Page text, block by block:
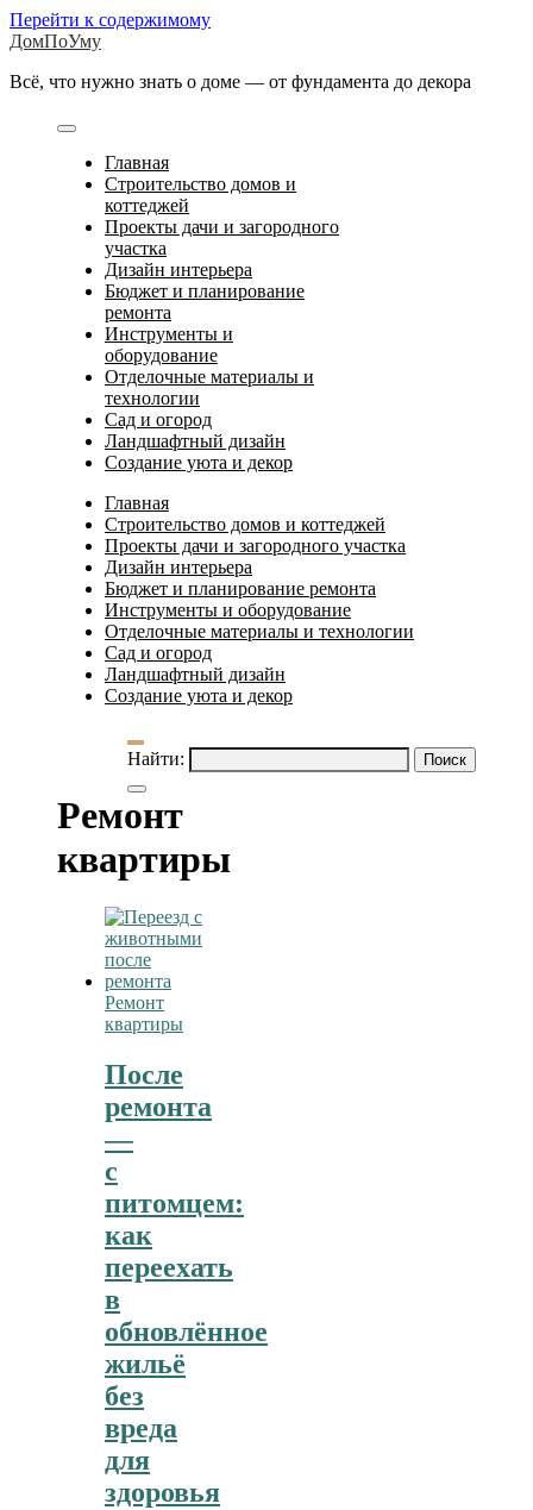
Перейти к содержимому
ДомПоУму
Всё, что нужно знать о доме — от фундамента до декора
Главная
Строительство домов и
коттеджей
Проекты дачи и загородного
участка
Дизайн интерьера
Бюджет и планирование
ремонта
Инструменты и
оборудование
Отделочные материалы и
технологии
Сад и огород
Ландшафтный дизайн
Создание уюта и декор
Главная
Строительство домов и коттеджей
Проекты дачи и загородного участка
Дизайн интерьера
Бюджет и планирование ремонта
Инструменты и оборудование
Отделочные материалы и технологии
Сад и огород
Ландшафтный дизайн
Создание уюта и декор
Найти:
Ремонт
квартиры
Ремонт
квартиры
После
ремонта
—
с
питомцем:
как
переехать
в
обновлённое
жильё
без
вреда
для
здоровья